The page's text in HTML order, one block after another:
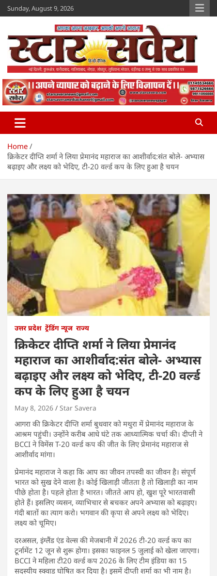
Skip
to
Sunday, August 9, 2026
Star Savera
www.starsavera.com
Home
क्रिकेटर दीप्ति शर्मा ने लिया प्रेमानंद महाराज का आशीर्वाद:संत बोले- अभ्यास
बढ़ाइए और लक्ष्य को भेदिए, टी-20 वर्ल्ड कप के लिए हुआ है चयन
उत्तर प्रदेश ट्रेंडिंग न्यूज राज्य
क्रिकेटर दीप्ति शर्मा ने लिया प्रेमानंद
महाराज का आशीर्वाद:संत बोले- अभ्यास
बढ़ाइए और लक्ष्य को भेदिए, टी-20 वर्ल्ड
कप के लिए हुआ है चयन
May 8, 2026 Star Savera
आगरा की क्रिकेटर दीप्ति शर्मा बुधवार को मथुरा में प्रेमानंद महाराज के
आश्रम पहुंची। उन्होंने करीब आधे घंटे तक आध्यात्मिक चर्चा की। दीप्ती ने
BCCI ने विमेंस T-20 वर्ल्ड कप की जीत के लिए प्रेमानंद महाराज से
आशीर्वाद मांगा।
प्रेमानंद महाराज ने कहा कि आप का जीवन तपस्वी का जीवन है। संपूर्ण
भारत को सुख देने वाला है। कोई खिलाड़ी जीतता है तो खिलाड़ी का नाम
पीछे होता है। पहले होता है भारत। जीतते आप हो, खुश पूरे भारतवासी
होते हैं। इसलिए व्यसन, व्याभिचार से बचकर अपने अभ्यास को बढ़ाइए।
गंदी बातों का त्याग करो। भगवान की कृपा से अपने लक्ष्य को भेदिए।
लक्ष्य को चूमिए।
दरअसल, इंग्लैंड एंड वेल्स की मेजबानी में 2026 टी-20 वर्ल्ड कप का
टूर्नामेंट 12 जून से शुरू होगा। इसका फाइनल 5 जुलाई को खेला जाएगा।
BCCI ने महिला टी20 वर्ल्ड कप 2026 के लिए टीम इंडिया का 15
सदस्यीय स्क्वाड घोषित कर दिया है। इसमें दीप्ती शर्मा का भी नाम है।